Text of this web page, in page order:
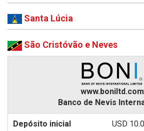
Santa Lúcia
São Cristóvão e Neves
www.boniltd.com
Banco de Nevis
USD